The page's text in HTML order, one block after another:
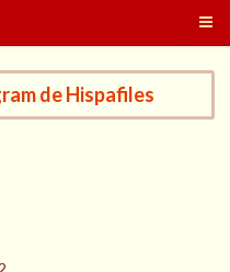
de Hispafiles